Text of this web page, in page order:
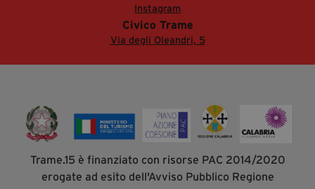
Instagram
Civico Trame
Via degli Oleandri, 5
Trame.15 è finanziato con risorse PAC 2014/2020
erogate ad esito dell'Avviso Pubblico Regione